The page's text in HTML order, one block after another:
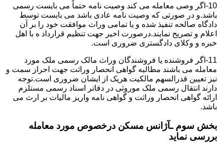
10-اگر وصی معامله می کند وصیت نامه حتماً می بایست رسمی
باشد.و در صورتی که وصیت نامه عادی باشد می بایست توسط
دادگاه صالحه تنفیذ شده و یا تمامی وراث موافقت خود را بر آن
اعلام و تصریح نمایند.درصورت اخیر جهت تنظیم قرارداد ه با اهل
خبره و وکلای دادگستری ضروری است.
11-اگر فروشنده یا فروشندگان وراث مالک رسمی ملک مورد
معامله می باشند مطالبه گواهی انحصار وراثت جهت احراز سمت و
نیز تعیین قدرالسهم مالکیت هریک از ایشان ضروری است.توجه
دارند انتقال رسمی ملک موروثی در دفاتر اسناد رسمی مستلزم
ارائه گواهی انحصار وراثت و گواهی نامه واریز مالیات بر ارث می
باشد.
بخش سوم ـآژانس مسکن درخصوص مورد معامله
بررسی نماید